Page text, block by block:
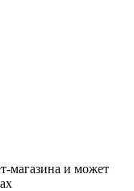
магазина и может